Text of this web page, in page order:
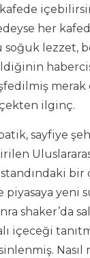
her
lezzet,
ilginç.
sayfiye
bir
yeni
shaker’da
içeceği
Nasıl